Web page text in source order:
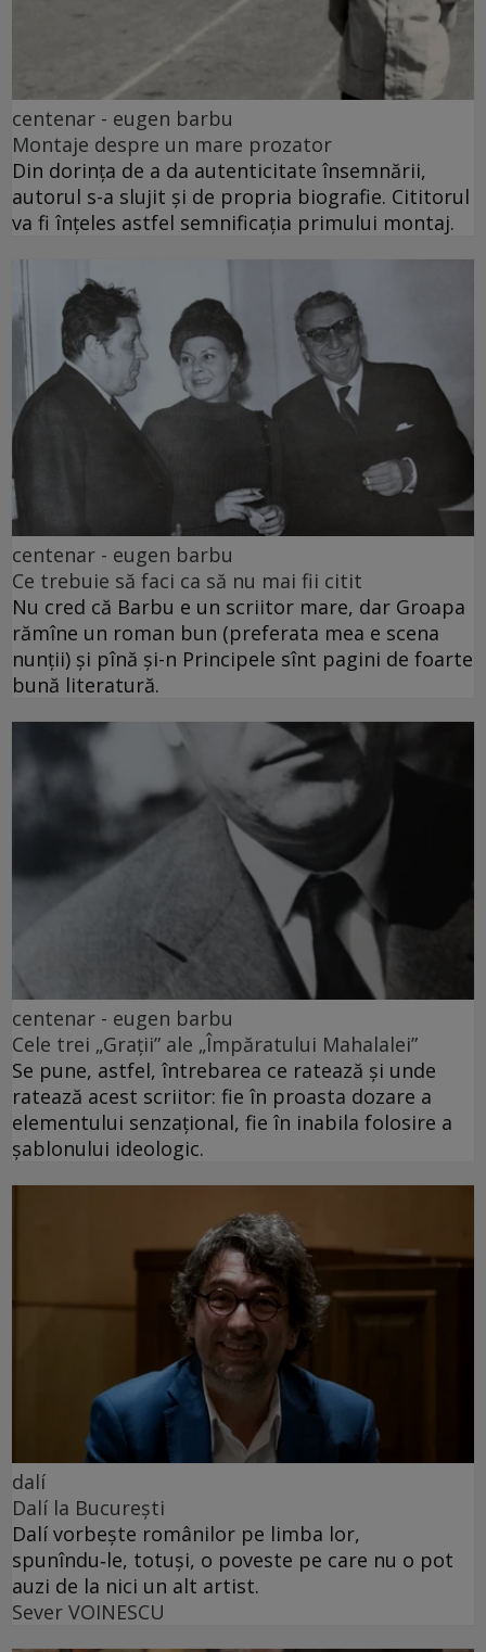
centenar - eugen barbu
Montaje despre un mare prozator
Din dorința de a da autenticitate însemnării,
autorul s-a slujit și de propria biografie. Cititorul
va fi înțeles astfel semnificația primului montaj.
centenar - eugen barbu
Ce trebuie să faci ca să nu mai fii citit
Nu cred că Barbu e un scriitor mare, dar Groapa
rămîne un roman bun (preferata mea e scena
nunții) și pînă și-n Principele sînt pagini de foarte
bună literatură.
centenar - eugen barbu
Cele trei „Grații” ale „Împăratului Mahalalei”
Se pune, astfel, întrebarea ce ratează și unde
ratează acest scriitor: fie în proasta dozare a
elementului senzațional, fie în inabila folosire a
șablonului ideologic.
dalí
Dalí la București
Dalí vorbește românilor pe limba lor,
spunîndu‑le, totuși, o poveste pe care nu o pot
auzi de la nici un alt artist.
Sever VOINESCU